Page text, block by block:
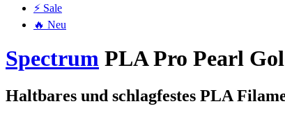
⚡ Sale
🔥 Neu
Spectrum PLA Pro Pearl
Haltbares und schlagfestes PLA